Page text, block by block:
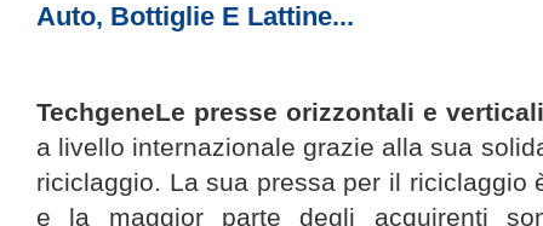
Auto, Bottiglie E Lattine...
TechgeneLe presse orizzontali e
a livello internazionale grazie alla sua
riciclaggio. La sua pressa per il riciclaggio
e la maggior parte degli acquirenti